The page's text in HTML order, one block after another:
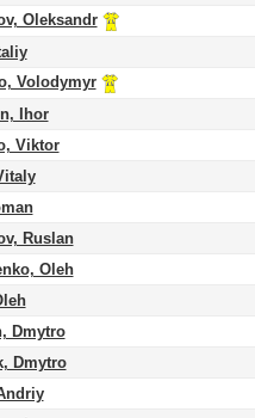
Oleksandr
Volodymyr
Ihor
Viktor
Ruslan
Oleh
Dmytro
Dmytro